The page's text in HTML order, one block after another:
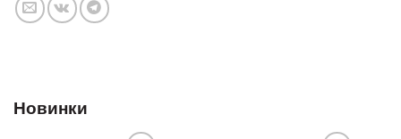
Новинки